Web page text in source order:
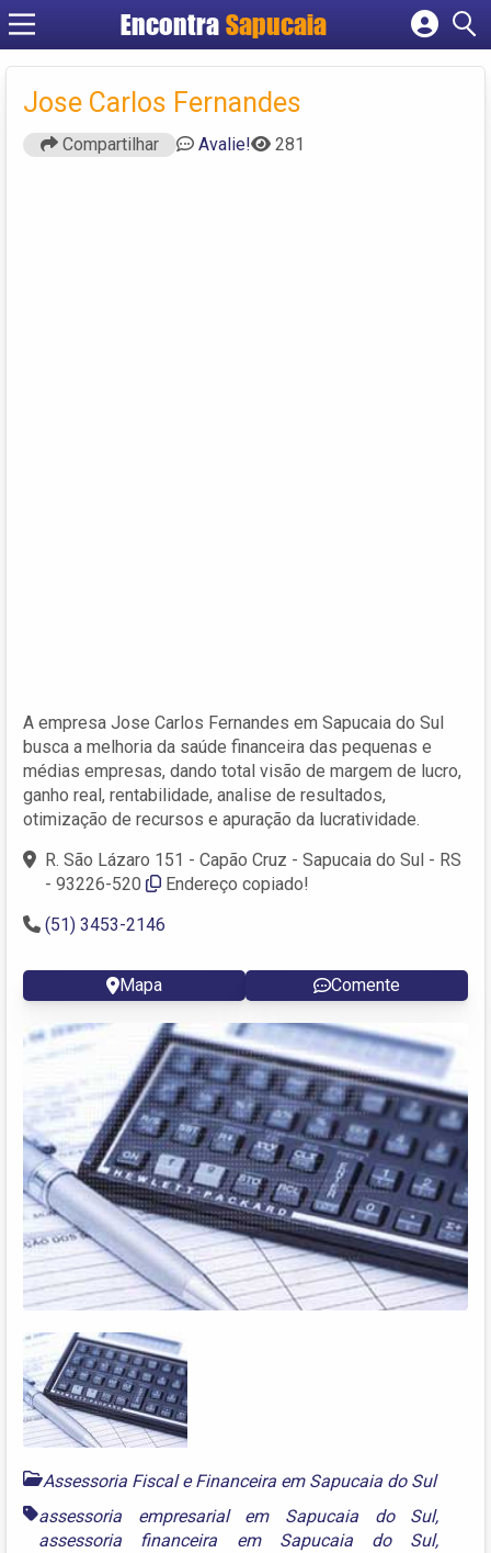
Encontra
Cadastrar empresa
Criar conta
Jose Carlos Fernandes
Compartilhar Avalie! 281
A empresa Jose Carlos Fernandes em Sapucaia do Sul
busca a melhoria da saúde financeira das pequenas e
médias empresas, dando total visão de margem de lucro,
ganho real, rentabilidade, analise de resultados,
otimização de recursos e apuração da lucratividade.
R. São Lázaro 151 - Capão Cruz - Sapucaia do Sul - RS
- 93226-520
Endereço copiado!
(51) 3453-2146
Mapa Comente
Assessoria Fiscal e Financeira em Sapucaia do Sul
assessoria empresarial em Sapucaia do Sul,
assessoria financeira em Sapucaia do Sul,